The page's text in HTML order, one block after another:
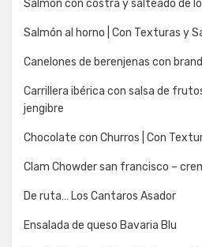
Salmon con costra y salteado de
Salmón al horno | Con Texturas y
Canelones de berenjenas con
Carrillera ibérica con salsa de
jengibre
Chocolate con Churros | Con
Clam Chowder san francisco –
De ruta… Los Cantaros Asador
Ensalada de queso Bavaria Blu